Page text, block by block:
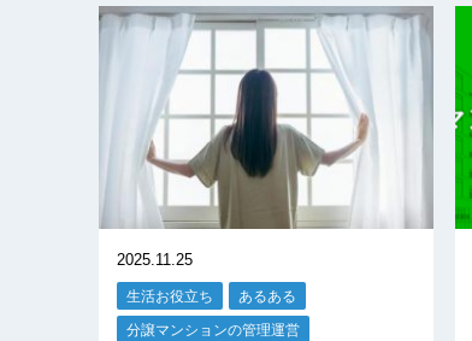
2025.11.25
生活お役立ち あるある
分譲マンションの管理運営